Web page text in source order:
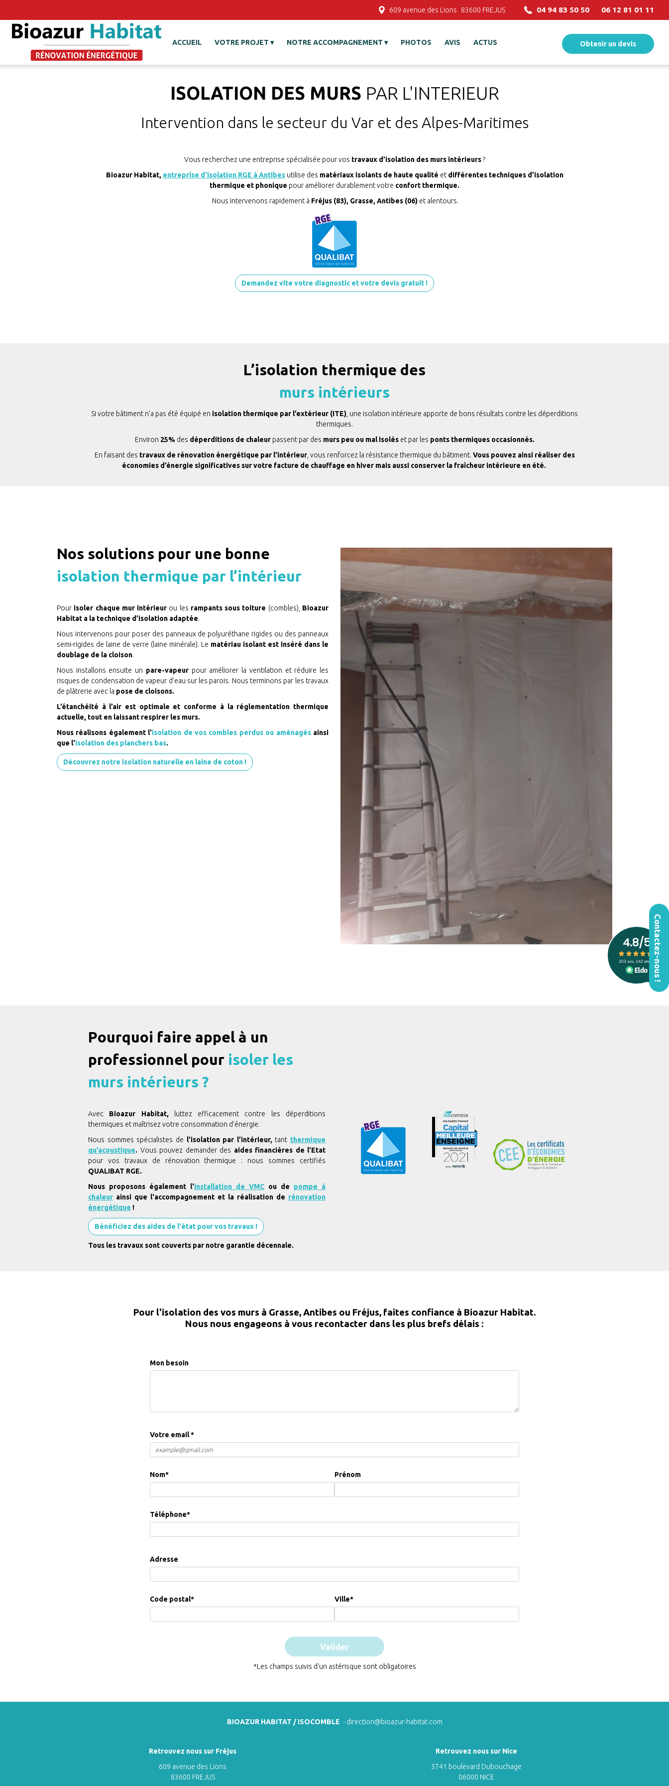
Obtenir un devis
609 avenue des Lions 83600 FREJUS 04 94 83 50 50 06 12 81 01 11
ACCUEIL VOTRE PROJET NOTRE ACCOMPAGNEMENT PHOTOS AVIS ACTUS
ISOLATION DES MURS PAR L'INTERIEUR
Intervention dans le secteur du Var et des Alpes-Maritimes
Vous recherchez une entreprise spécialisée pour vos travaux d’isolation des murs intérieurs?
Bioazur Habitat, entreprise d'isolation RGE à Antibesutilise des matériaux isolants de haute qualité etdifférentes techniques d’isolation
thermique et phonique pour améliorer durablement votre confort thermique.
Nous intervenons rapidement à Fréjus (83), Grasse, Antibes (06) et alentours.
Demandez vite votre diagnostic et votre devis gratuit !
L’isolation thermique des
murs intérieurs
Si votre bâtiment n’a pas été équipé en isolation thermique par l’extérieur (ITE) , une isolation intérieure apporte de bons résultats contre les déperditions
thermiques.
Environ 25% des déperditions de chaleurpassent par des murs peu ou mal isoléset par les ponts thermiques occasionnés.
En faisant des travaux de rénovation énergétique par l’intérieur, vous renforcez la résistance thermique du bâtiment. Vous pouvez ainsi réaliser des
économies d’énergie significatives sur votre facture de chauffage en hiver mais aussi conserver la fraîcheur intérieure en été.
Nos solutions pour une bonne
isolation thermique par l’intérieur
Pour isoler chaque mur intérieur ou les rampants sous toiture (combles), Bioazur
Habitat a la technique d’isolation adaptée.
Nous intervenons pour poser des panneaux de polyuréthane rigides ou des panneaux
semi-rigides de laine de verre (laine minérale). Le matériau isolant est inséré dans le
doublage de la cloison.
Nous installons ensuite un pare-vapeurpour améliorer la ventilation et réduire les
risques de condensation de vapeur d’eau sur les parois. Nous terminons par les travaux
de plâtrerie avec la pose de cloisons.
L’étanchéité à l’air est optimale et conforme à la réglementation thermique
actuelle, tout en laissant respirer les murs.
Nous réalisons également l'isolation de vos combles perdus ou aménagésainsi
que l'isolation des planchers bas.
Découvrez notre isolation naturelle en laine de coton !
Pourquoi faire appel à un
professionnel pour isoler les
murs intérieurs ?
Avec Bioazur Habitat,luttez efficacement contre les déperditions
thermiques et maîtrisez votre consommation d’énergie.
Nous sommes spécialistes de l’isolation par l’intérieur,tant thermique
qu’acoustique. Vous pouvez demander des aides financières de l’Etat
pour vos travaux de rénovation thermique : nous sommes certifiés
QUALIBAT RGE.
Nous proposons également l'installation de VMC ou de pompe à
chaleur ainsi que l'accompagnement et la réalisation de rénovation
énergétique !
Bénéficiez des aides de l'état pour vos travaux !
Tous les travaux sont couverts par notre garantie décennale.
Pour l'isolation des vos murs à Grasse, Antibes ou Fréjus, faites confiance à Bioazur Habitat.
Nous nous engageons à vous recontacter dans les plus brefs délais :
Mon besoin
Votre email*
Nom* Prénom
Téléphone*
Adresse
Code postal* Ville*
*Les champs suivis d'un astérisque sont obligatoires
BIOAZUR HABITAT / ISOCOMBLE - direction@bioazur-habitat.com
Retrouvez nous sur Fréjus
609 avenue des Lions
83600 FREJUS
Retrouvez nous sur Nice
3741 boulevard Dubouchage
06000 NICE